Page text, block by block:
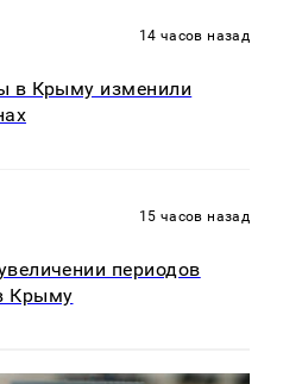
14 часов назад
в Крыму изменили
15 часов назад
периодов
Крыму